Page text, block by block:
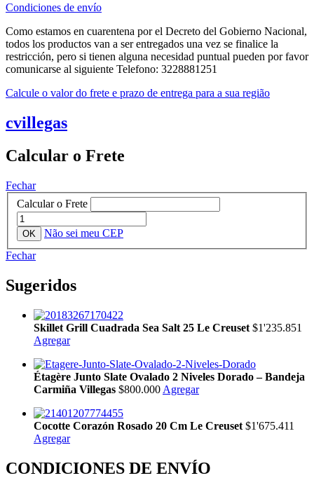
Condiciones de envío
Como estamos en cuarentena por el Decreto del Gobierno Nacional,
todos los productos van a ser entregados una vez se finalice la
restricción, pero si tienen alguna necesidad puntual pueden por favor
comunicarse al siguiente Telefono: 3228881251
Calcule o valor do frete e prazo de entrega para a sua região
cvillegas
Calcular o Frete
Fechar
Calcular o Frete
Não sei meu CEP
Fechar
Sugeridos
Skillet Grill Cuadrada Sea Salt 25 Le Creuset $1'235.851
Agregar
Étagère Junto Slate Ovalado 2 Niveles Dorado – Bandeja
Carmiña Villegas $800.000 Agregar
Cocotte Corazón Rosado 20 Cm Le Creuset $1'675.411
Agregar
CONDICIONES DE ENVÍO